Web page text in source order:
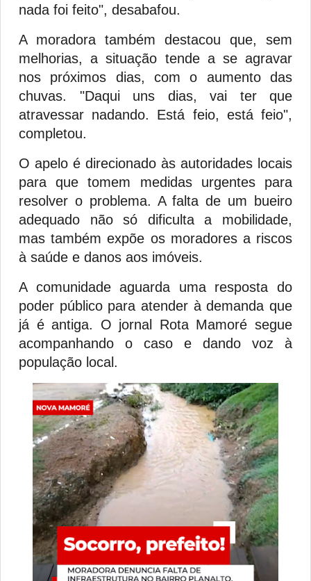
nada foi feito", desabafou.
A moradora também destacou que, sem
melhorias, a situação tende a se agravar
nos próximos dias, com o aumento das
chuvas. "Daqui uns dias, vai ter que
atravessar nadando. Está feio, está feio",
completou.
O apelo é direcionado às autoridades locais
para que tomem medidas urgentes para
resolver o problema. A falta de um bueiro
adequado não só dificulta a mobilidade,
mas também expõe os moradores a riscos
à saúde e danos aos imóveis.
A comunidade aguarda uma resposta do
poder público para atender à demanda que
já é antiga. O jornal Rota Mamoré segue
acompanhando o caso e dando voz à
população local.